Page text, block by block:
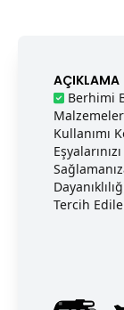
AÇIKLAMA
Berhimi
Kullanımı
Tercih